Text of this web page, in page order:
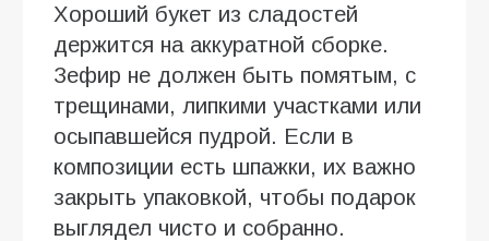
Хороший букет из сладостей
держится на аккуратной сборке.
Зефир не должен быть помятым, с
трещинами, липкими участками или
осыпавшейся пудрой. Если в
композиции есть шпажки, их важно
закрыть упаковкой, чтобы подарок
выглядел чисто и собранно.